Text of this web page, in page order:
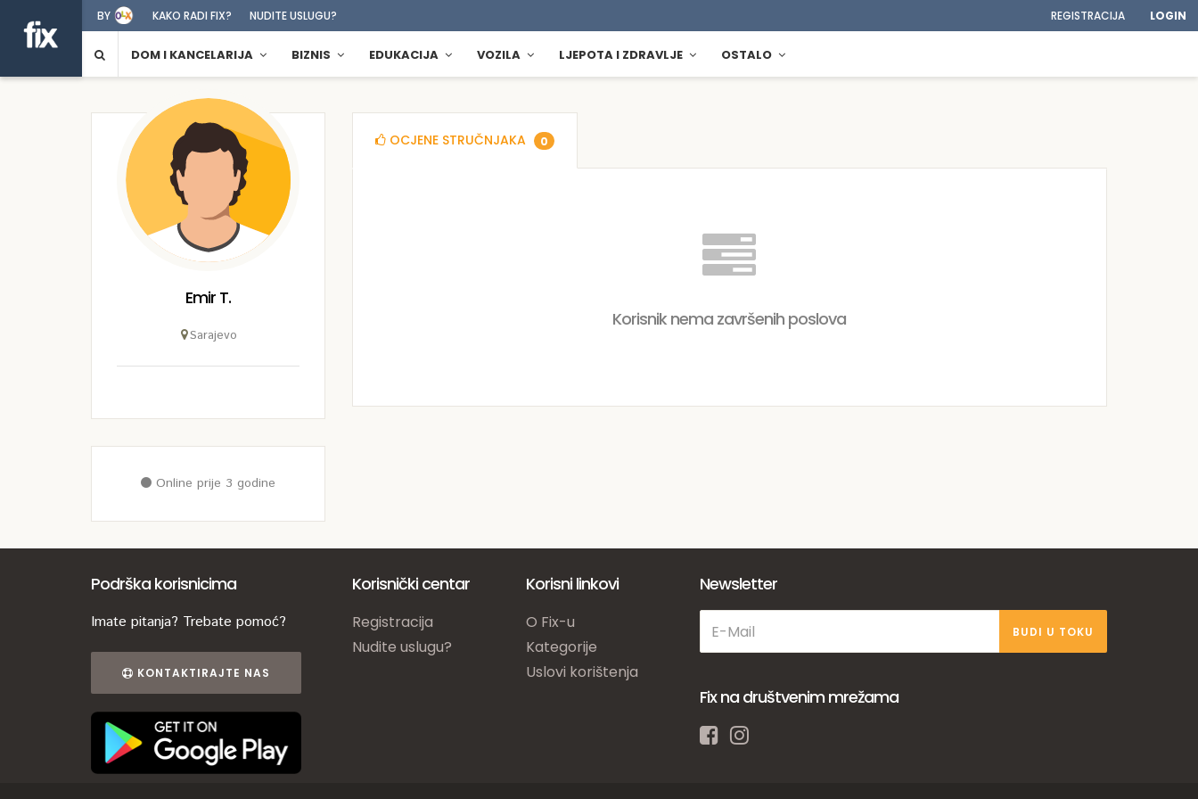
BY KAKO RADI FIX? NUDITE USLUGU? REGISTRACIJA LOGIN
DOM I KANCELARIJA BIZNIS EDUKACIJA VOZILA LJEPOTA I ZDRAVLJE OSTALO
Emir T.
Sarajevo
Online prije 3 godine
OCJENE STRUČNJAKA 0
Korisnik nema završenih poslova
Podrška korisnicima
Imate pitanja? Trebate pomoć?
KONTAKTIRAJTE NAS
Korisnički centar
Registracija
Nudite uslugu?
Korisni linkovi
O Fix-u
Kategorije
Uslovi korištenja
Newsletter
BUDI U TOKU
Fix na društvenim mrežama